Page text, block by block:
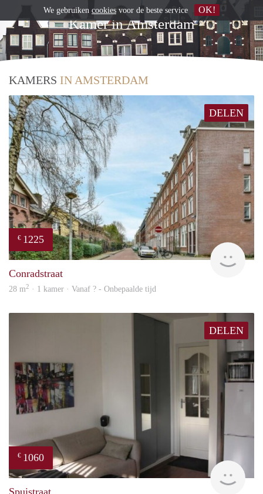
Kamer in Amsterdam
KAMERS IN AMSTERDAM
DELEN
€ 1225
Conradstraat
28 m2 · 1 kamer · Vanaf ? - Onbepaalde tijd
DELEN
€ 1060
Spuistraat
We gebruiken cookies voor de beste service OK!